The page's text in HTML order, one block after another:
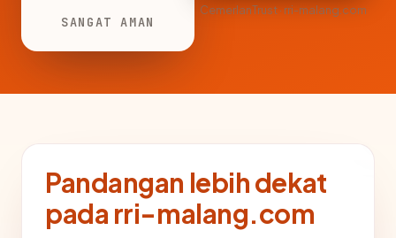
SANGAT AMAN
CemerlanTrust · rri-malang.com
Pandangan lebih dekat
pada rri-malang.com